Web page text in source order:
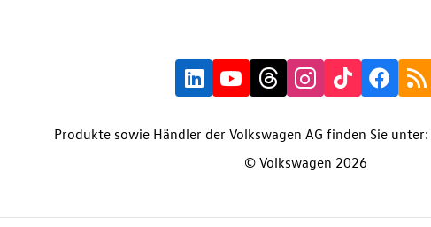
Produkte sowie Händler der Volkswagen AG finden Sie unter:
© Volkswagen 2026